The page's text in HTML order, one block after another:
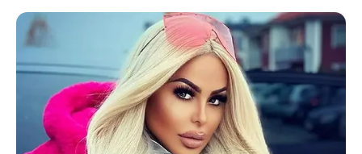
MENU
ET
WIDGETS